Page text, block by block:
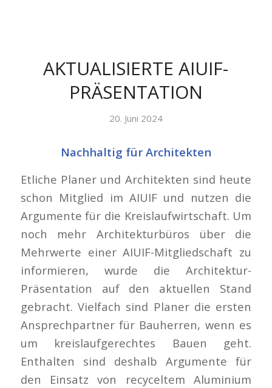
AKTUALISIERTE AIUIF-
PRÄSENTATION
20. Juni 2024
Nachhaltig für Architekten
Etliche Planer und Architekten sind heute
schon Mitglied im AIUIF und nutzen die
Argumente für die Kreislaufwirtschaft. Um
noch mehr Architekturbüros über die
Mehrwerte einer AIUIF-Mitgliedschaft zu
informieren, wurde die Architektur-
Präsentation auf den aktuellen Stand
gebracht. Vielfach sind Planer die ersten
Ansprechpartner für Bauherren, wenn es
um kreislaufgerechtes Bauen geht.
Enthalten sind deshalb Argumente für
den Einsatz von recyceltem Aluminium